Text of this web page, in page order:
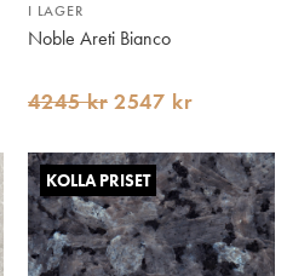
I LAGER
Noble Areti Bianco
4245 kr 2547 kr
KOLLA PRISET